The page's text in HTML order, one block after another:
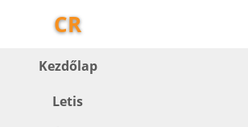
CR
Kezdőlap
Letis